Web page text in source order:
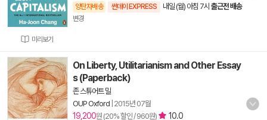
미리보기
양탄자배송 썬데이 EXPRESS 내일 (월) 아침 7시 출근전 배송
변경
On Liberty, Utilitarianism and Other Essay
s (Paperback)
존 스튜어트 밀
OUP Oxford 2015년 07월
19,200원 (20% 할인 / 960원) 10.0